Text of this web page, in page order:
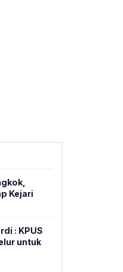
Kejari
: KPUS
untuk